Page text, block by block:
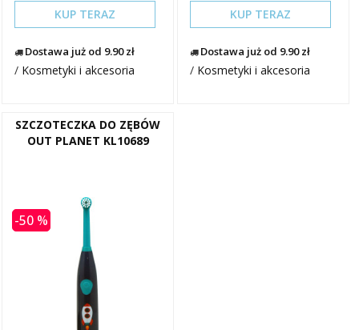
KUP TERAZ
Dostawa już od 9.90 zł
/ Kosmetyki i akcesoria
KUP TERAZ
Dostawa już od 9.90 zł
/ Kosmetyki i akcesoria
SZCZOTECZKA DO ZĘBÓW
OUT PLANET KL10689
-50 %